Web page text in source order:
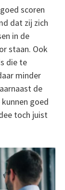
scoren
dat zij zich
in de
staan. Ook
die te
minder
de
goed
toch juist